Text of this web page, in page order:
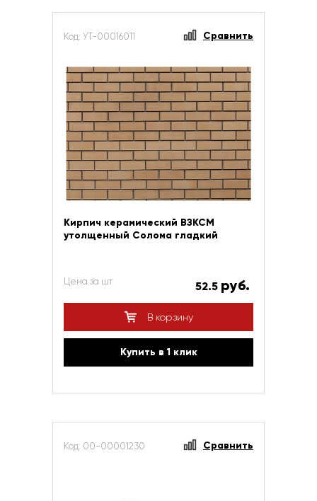
Код: УТ-00016011 Сравнить
Кирпич керамический ВЗКСМ
утолщенный Солома гладкий
Цена за шт 52.5 руб.
В корзину
Купить в 1 клик
Код: 00-00001230 Сравнить